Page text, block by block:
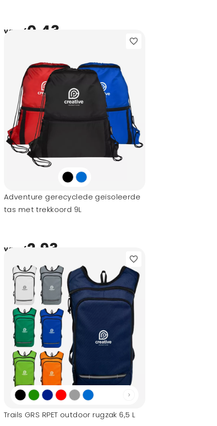
vanaf0,43
Adventure gerecyclede geïsoleerde
tas met trekkoord 9L
vanaf2,93
Trails GRS RPET outdoor rugzak 6,5 L